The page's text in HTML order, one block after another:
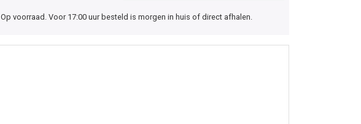
Op voorraad. Voor 17:00 uur besteld is morgen in huis of direct afhalen.